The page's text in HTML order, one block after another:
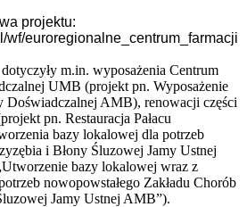
projektu:
wf/euroregionalne_centrum_farmacji
m.in. wyposażenia Centrum
UMB (projekt pn. Wyposażenie
Doświadczalnej AMB), renowacji części
pn. Restauracja Pałacu
bazy lokalowej dla potrzeb
i Błony Śluzowej Jamy Ustnej
bazy lokalowej wraz z
nowopowstałego Zakładu Chorób
Jamy Ustnej AMB”).